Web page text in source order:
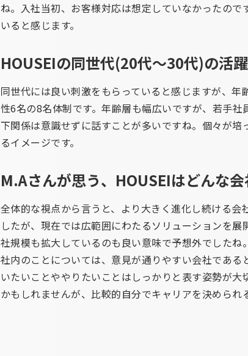
ね。入社当初、お客様対応は想定していなかったの
いると感じます。
HOUSEIの同世代(20代～30代)の活
同世代には良い刺激をもらっていると感じますが、
性6名の8名体制です。年齢層も幅広いですが、若手
下関係は意識せずに話すことが多いですね。個々が
るイメージです。
M.Aさんが思う、HOUSEIはどんな会
全体的な視点から言うと、より大きく進化し続ける
したが、現在では広範囲にわたるソリューションを
社規模も拡大しているのも良い意味で予想外でしたね。
社内のことについては、意見が通りやすい会社であ
いたいことややりたいことはしっかりと表す姿勢が
かもしれませんが、比較的自分でキャリアを決められ